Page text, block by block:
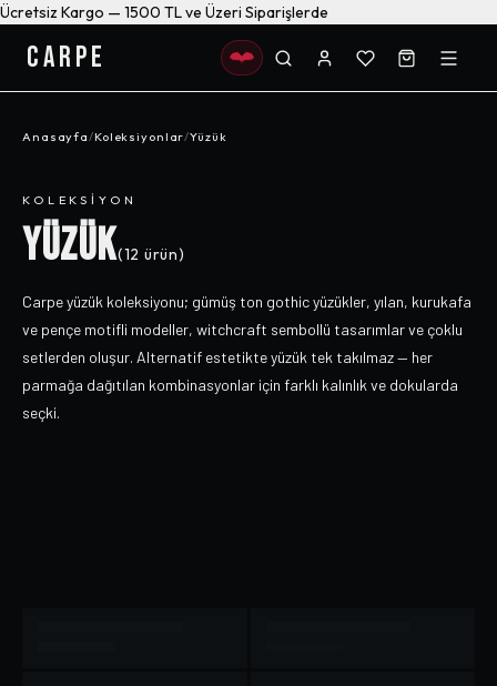
Ücretsiz Kargo — 1500 TL ve Üzeri Siparişlerde
CARPE
Anasayfa/Koleksiyonlar/Yüzük
KOLEKSIYON
YÜZÜK(12 ürün)
Carpe yüzük koleksiyonu; gümüş ton gothic yüzükler, yılan, kurukafa
ve pençe motifli modeller, witchcraft sembollü tasarımlar ve çoklu
setlerden oluşur. Alternatif estetikte yüzük tek takılmaz — her
parmağa dağıtılan kombinasyonlar için farklı kalınlık ve dokularda
seçki.